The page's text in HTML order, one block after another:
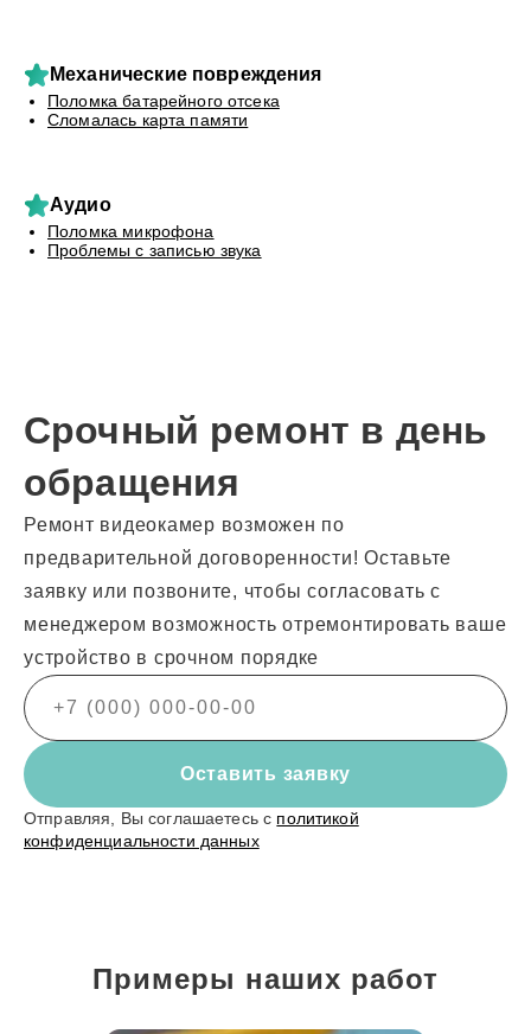
Механические повреждения
Поломка батарейного отсека
Сломалась карта памяти
Аудио
Поломка микрофона
Проблемы с записью звука
Срочный ремонт в день
обращения
Ремонт видеокамер возможен по
предварительной договоренности! Оставьте
заявку или позвоните, чтобы согласовать с
менеджером возможность отремонтировать ваше
устройство в срочном порядке
Оставить заявку
Отправляя, Вы соглашаетесь с политикой
конфиденциальности данных
Примеры наших работ